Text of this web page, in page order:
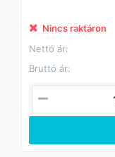
CO2
SFA/AWS A5.18
EN ISO 14341-A
Nincs raktáron
Nettó ár:
Bruttó ár: